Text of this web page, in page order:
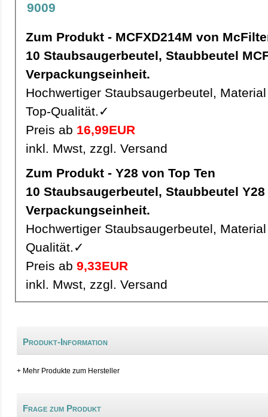
9009
Zum Produkt - MCFXD214M von
10 Staubsaugerbeutel, Staubbeutel MCFXD214M pro
Verpackungseinheit.
Hochwertiger Staubsaugerbeutel,
Top-Qualität.✓
Preis ab 16,99EUR
inkl. Mwst, zzgl. Versand
Zum Produkt - Y28 von Top Ten
10 Staubsaugerbeutel, Staubbeutel Y28 pro
Verpackungseinheit.
Hochwertiger Staubsaugerbeutel,
Qualität.✓
Preis ab 9,33EUR
inkl. Mwst, zzgl. Versand
Produkt-Information
+ Mehr Produkte zum Hersteller
Frage zum Produkt